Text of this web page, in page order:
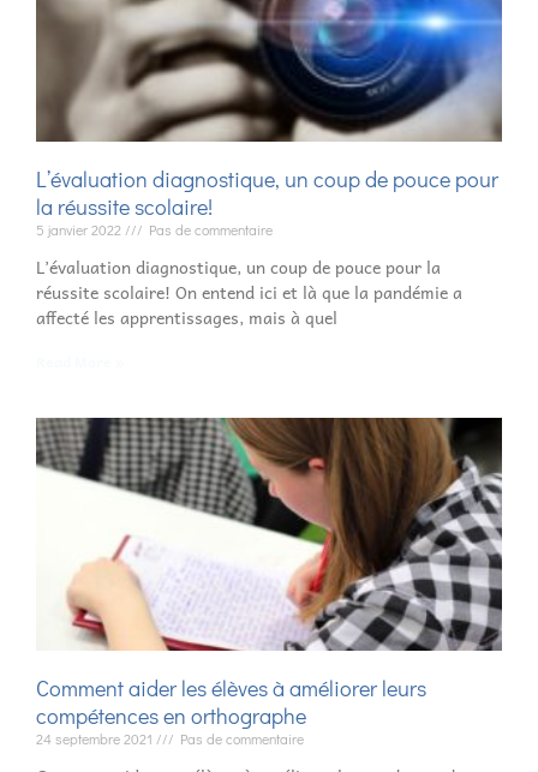
L’évaluation diagnostique, un coup de pouce pour
la réussite scolaire!
5 janvier 2022 Pas de commentaire
L’évaluation diagnostique, un coup de pouce pour la
réussite scolaire! On entend ici et là que la pandémie a
affecté les apprentissages, mais à quel
Comment aider les élèves à améliorer leurs
compétences en orthographe
24 septembre 2021 Pas de commentaire